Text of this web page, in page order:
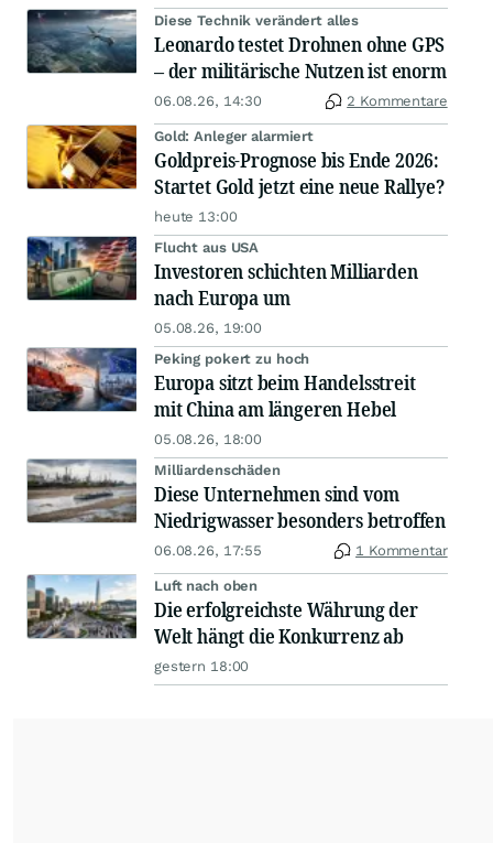
Diese Technik verändert alles
Leonardo testet Drohnen ohne GPS
– der militärische Nutzen ist enorm
06.08.26, 14:30 2 Kommentare
Gold: Anleger alarmiert
Goldpreis-Prognose bis Ende 2026:
Startet Gold jetzt eine neue Rallye?
heute 13:00
Flucht aus USA
Investoren schichten Milliarden
nach Europa um
05.08.26, 19:00
Peking pokert zu hoch
Europa sitzt beim Handelsstreit
mit China am längeren Hebel
05.08.26, 18:00
Milliardenschäden
Diese Unternehmen sind vom
Niedrigwasser besonders betroffen
06.08.26, 17:55 1 Kommentar
Luft nach oben
Die erfolgreichste Währung der
Welt hängt die Konkurrenz ab
gestern 18:00